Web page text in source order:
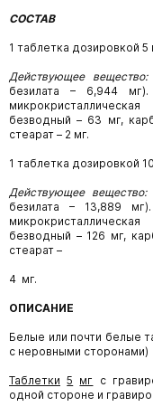
СОСТАВ
1 таблетка дозировкой
Действующее вещество:
безилата
– 6,944 мг).
микрокристаллическая
безводный – 63 мг,
стеарат – 2 мг.
1 таблетка дозировкой
Действующее вещество:
безилата
– 13,889 мг).
микрокристаллическая
безводный – 126 мг,
стеарат –
4 мг.
ОПИСАНИЕ
Белые или почти белые
с неровными сторонами)
Таблетки 5 мг с
одной стороне и